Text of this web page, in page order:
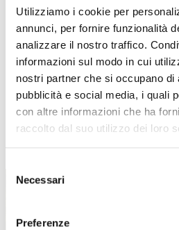
Utilizziamo i cookie per
annunci, per fornire funzionalità
analizzare il nostro traffico.
informazioni sul modo in cui
nostri partner che si occupano di
pubblicità e social media, i quali
con altre informazioni che ha
raccolto dal suo utilizzo dei loro
delNecessari
Preferenze
TUTTE LE CATEGORIE DEL